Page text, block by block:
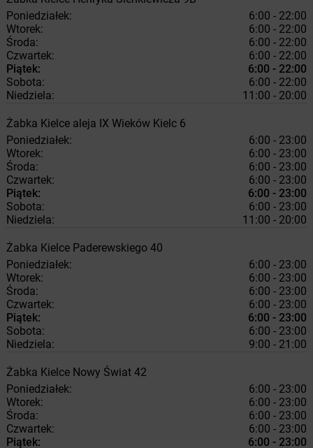
Poniedziałek:
6:00 - 22:00
Wtorek:
6:00 - 22:00
Środa:
6:00 - 22:00
Czwartek:
6:00 - 22:00
Piątek:
6:00 - 22:00
Sobota:
6:00 - 22:00
Niedziela:
11:00 - 20:00
Żabka Kielce aleja IX Wieków Kielc 6
Poniedziałek:
6:00 - 23:00
Wtorek:
6:00 - 23:00
Środa:
6:00 - 23:00
Czwartek:
6:00 - 23:00
Piątek:
6:00 - 23:00
Sobota:
6:00 - 23:00
Niedziela:
11:00 - 20:00
Żabka Kielce Paderewskiego 40
Poniedziałek:
6:00 - 23:00
Wtorek:
6:00 - 23:00
Środa:
6:00 - 23:00
Czwartek:
6:00 - 23:00
Piątek:
6:00 - 23:00
Sobota:
6:00 - 23:00
Niedziela:
9:00 - 21:00
Żabka Kielce Nowy Świat 42
Poniedziałek:
6:00 - 23:00
Wtorek:
6:00 - 23:00
Środa:
6:00 - 23:00
Czwartek:
6:00 - 23:00
Piątek:
6:00 - 23:00